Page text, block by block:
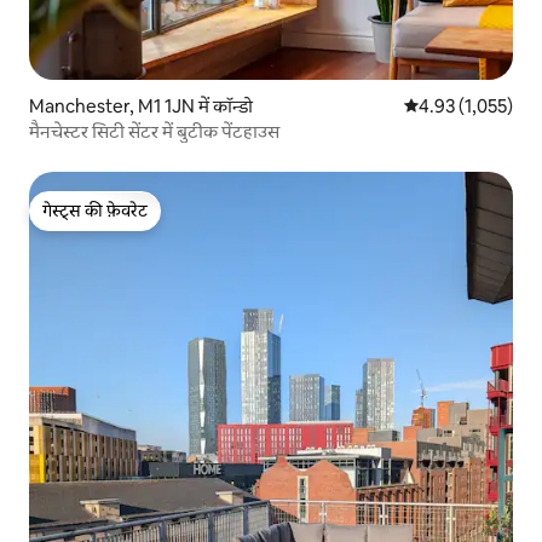
Manchester, M1 1JN में कॉन्डो औसत रेटिंग 5 में से
4.93 (1,055)
मैनचेस्टर सिटी सेंटर में बुटीक पेंटहाउस
गेस्ट्स की फ़ेवरेट
गेस्ट्स की फ़ेवरेट